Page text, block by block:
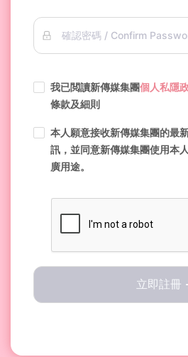
確認密碼 / Confirm
我已閲讀新傳媒集團個人私隱
條款及細則
本人願意接收新傳媒集團的最
訊，並同意新傳媒集團使用本
廣用途。
立即註冊